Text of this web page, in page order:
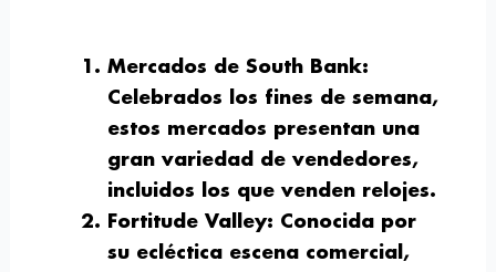
Mercados de South Bank:
Celebrados los fines de semana,
estos mercados presentan una
gran variedad de vendedores,
incluidos los que venden relojes.
Fortitude Valley: Conocida por
su ecléctica escena comercial,